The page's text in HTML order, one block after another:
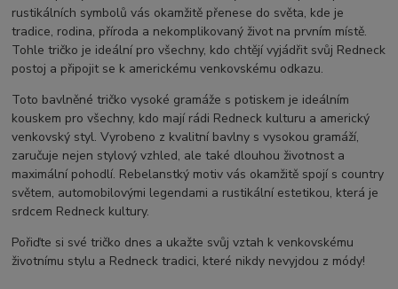
rustikálních symbolů vás okamžitě přenese do světa, kde je
tradice, rodina, příroda a nekomplikovaný život na prvním místě.
Tohle tričko je ideální pro všechny, kdo chtějí vyjádřit svůj Redneck
postoj a připojit se k americkému venkovskému odkazu.
Toto bavlněné tričko vysoké gramáže s potiskem je ideálním
kouskem pro všechny, kdo mají rádi Redneck kulturu a americký
venkovský styl. Vyrobeno z kvalitní bavlny s vysokou gramáží,
zaručuje nejen stylový vzhled, ale také dlouhou životnost a
maximální pohodlí. Rebelanstký motiv vás okamžitě spojí s country
světem, automobilovými legendami a rustikální estetikou, která je
srdcem Redneck kultury.
Pořiďte si své tričko dnes a ukažte svůj vztah k venkovskému
životnímu stylu a Redneck tradici, které nikdy nevyjdou z módy!